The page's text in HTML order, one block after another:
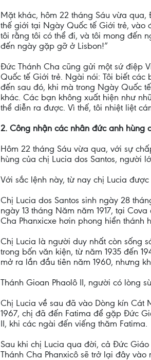
Mặt khác, hôm 22 tháng Sáu vừa
thế giới tại Ngày Quốc tế Giới trẻ, vào
tôi rằng tôi có thể đi, và tôi mong đến
đến ngày gặp gỡ ở Lisbon!”
Đức Thánh Cha cũng gửi một sứ điệp
Quốc tế Giới trẻ. Ngài nói: Tôi biết
đến sau đó, khi mà trong Ngày Quốc
khác. Các bạn không xuất hiện như
thể diễn ra được. Vì thế, tôi nhiệt liệt
2. Công nhận các nhân đức anh hùng
Hôm 22 tháng Sáu vừa qua, với sự
hùng của chị Lucia dos Santos, người
Với sắc lệnh này, từ nay chị Lucia
Chị Lucia dos Santos sinh ngày 28
ngày 13 tháng Năm năm 1917, tại
Cha Phanxicxe hơin phong hiển thánh
Chị Lucia là người duy nhất còn sống
trong bốn văn kiện, từ năm 1935 đến
mở ra lần đầu tiên năm 1960, nhưng
Thánh Gioan Phaolô II, người có lòng
Chị Lucia về sau đã vào Dòng kín Cát
1967, chị đã đến Fatima để gặp Đức
II, khi các ngài đến viếng thăm Fatima.
Sau khi chị Lucia qua đời, cả Đức
Thánh Cha Phanxicô sẽ trở lại đây